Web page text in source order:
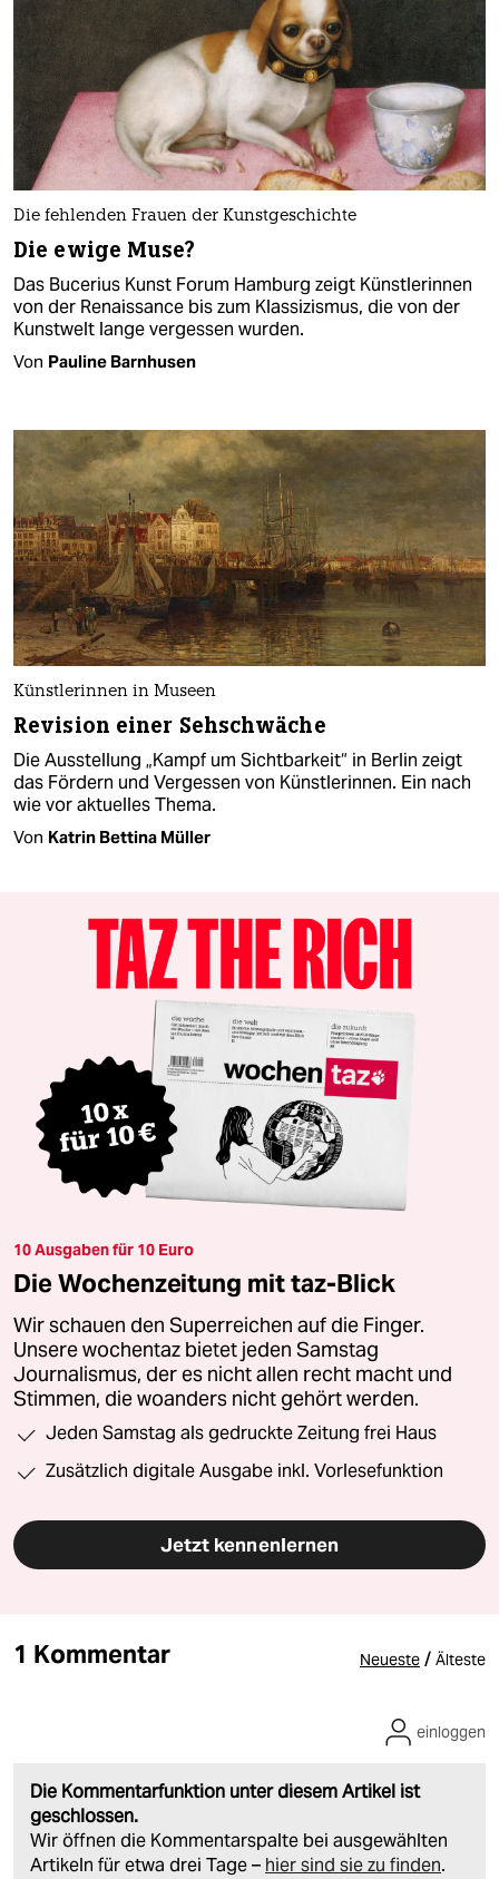
Die fehlenden Frauen der Kunstgeschichte
Die ewige Muse?
Das Bucerius Kunst Forum Hamburg zeigt Künstlerinnen
von der Renaissance bis zum Klassizismus, die von der
Kunstwelt lange vergessen wurden.
Von Pauline Barnhusen
Künstlerinnen in Museen
Revision einer Sehschwäche
Die Ausstellung „Kampf um Sichtbarkeit“ in Berlin zeigt
das Fördern und Vergessen von Künstlerinnen. Ein nach
wie vor aktuelles Thema.
Von Katrin Bettina Müller
10 Ausgaben für 10 Euro
Die Wochenzeitung mit taz-Blick
Wir schauen den Superreichen auf die Finger.
Unsere wochentaz bietet jeden Samstag
Journalismus, der es nicht allen recht macht und
Stimmen, die woanders nicht gehört werden.
Jeden Samstag als gedruckte Zeitung frei Haus
Zusätzlich digitale Ausgabe inkl. Vorlesefunktion
Jetzt kennenlernen
1 Kommentar Neueste / Älteste
Die Kommentarfunktion unter diesem Artikel ist
geschlossen.
Wir öffnen die Kommentarspalte bei ausgewählten
Artikeln für etwa drei Tage – hier sind sie zu finden.
einloggen